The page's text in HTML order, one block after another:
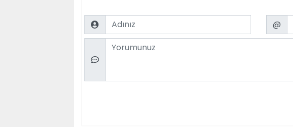
Name Email
@
Comment